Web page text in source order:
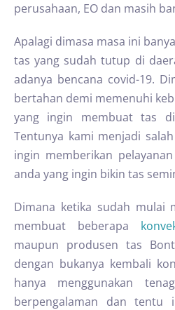
perusahaan, EO dan masih
Apalagi dimasa masa ini
tas yang sudah tutup di
adanya bencana covid-19.
bertahan demi memenuhi
yang ingin membuat tas
Tentunya kami menjadi
ingin memberikan
anda yang ingin bikin tas
Dimana ketika sudah mulai
membuat beberapa
maupun produsen tas
dengan bukanya kembali
hanya menggunakan
berpengalaman dan tentu